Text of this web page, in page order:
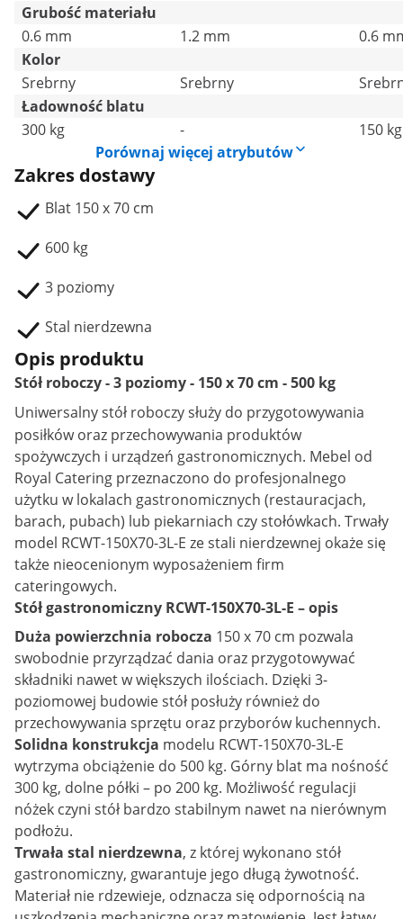
Grubość materiału
0.6 mm
1.2 mm
0.6
Kolor
Srebrny
Srebrny
Ładowność blatu
300 kg
-
150 kg
Porównaj więcej atrybutów
Zakres dostawy
Blat 150 x 70 cm
600 kg
3 poziomy
Stal nierdzewna
Opis produktu
Stół roboczy - 3 poziomy - 150 x 70 cm - 500 kg
Uniwersalnystół roboczysłuży do przygotowywania
posiłków oraz przechowywania produktów
spożywczych i urządzeń gastronomicznych. Mebel od
Royal Catering przeznaczono do profesjonalnego
użytku w lokalach gastronomicznych (restauracjach,
barach, pubach) lub piekarniach czy stołówkach. Trwały
model RCWT-150X70-3L-E ze stali nierdzewnej okaże się
także nieocenionym wyposażeniem firm
cateringowych.
Stół gastronomiczny RCWT-150X70-3L-E – opis
Duża powierzchnia robocza 150 x 70 cm pozwala
swobodnie przyrządzać dania oraz przygotowywać
składniki nawet w większych ilościach. Dzięki 3-
poziomowej budowie stół posłuży również do
przechowywania sprzętu oraz przyborów kuchennych.
Solidna konstrukcja modelu RCWT-150X70-3L-E
wytrzyma obciążenie do 500 kg. Górny blat ma nośność
300 kg, dolne półki – po 200 kg. Możliwość regulacji
nóżek czyni stół bardzo stabilnym nawet na nierównym
podłożu.
Trwała stal nierdzewna, z której wykonano stół
gastronomiczny, gwarantuje jego długą żywotność.
Materiał nie rdzewieje, odznacza się odpornością na